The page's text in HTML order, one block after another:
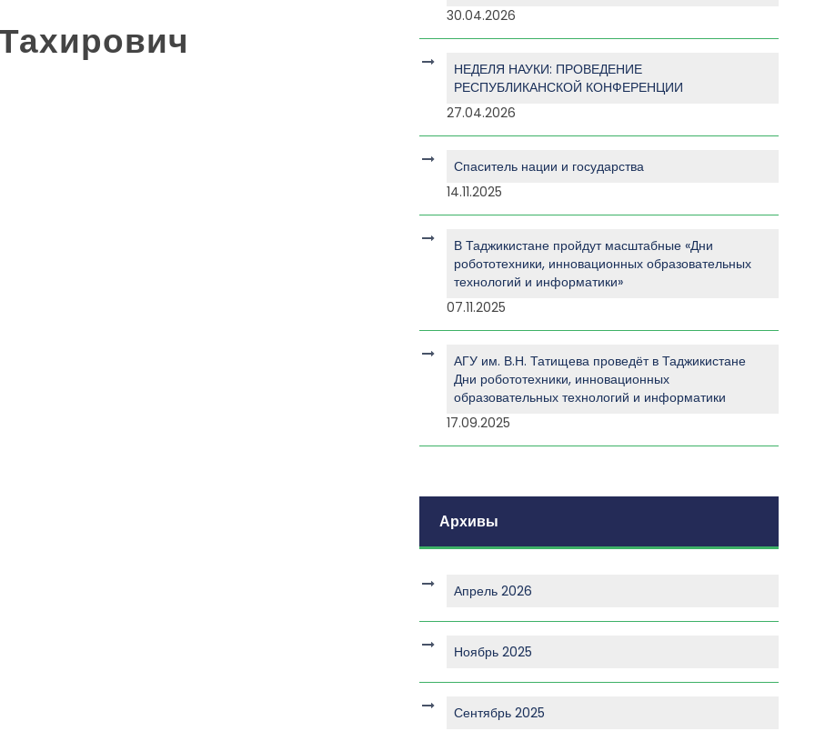
30.04.2026
НЕДЕЛЯ НАУКИ: ПРОВЕДЕНИЕ
РЕСПУБЛИКАНСКОЙ КОНФЕРЕНЦИИ
27.04.2026
Спаситель нации и государства
14.11.2025
В Таджикистане пройдут масштабные «Дни
робототехники, инновационных образовательных
технологий и информатики»
07.11.2025
АГУ им. В.Н. Татищева проведёт в Таджикистане
Дни робототехники, инновационных
образовательных технологий и информатики
17.09.2025
Архивы
Апрель 2026
Ноябрь 2025
Сентябрь 2025